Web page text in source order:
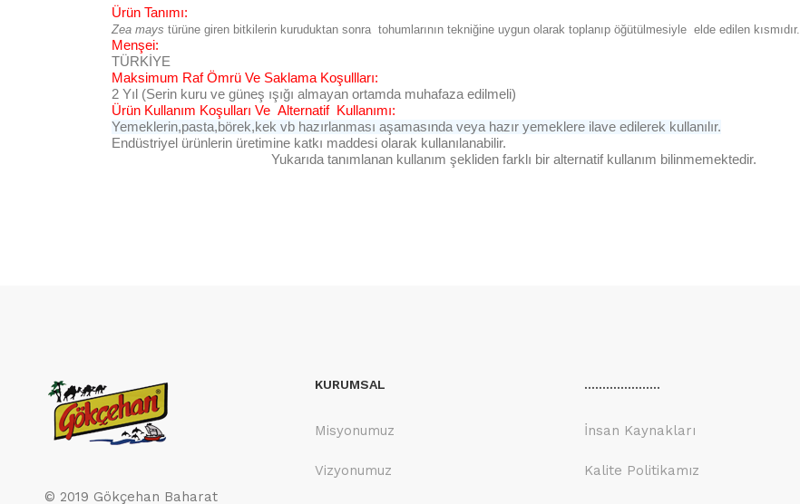
Ürün Tanımı:
Zea mays türüne giren bitkilerin kuruduktan sonra tohumlarının tekniğine uygun olarak toplanıp öğütülmesiyle elde edilen kısmıdır.
Menşei:
TÜRKİYE
Maksimum Raf Ömrü Ve Saklama Koşullları:
2 Yıl (Serin kuru ve güneş ışığı almayan ortamda muhafaza edilmeli)
Ürün Kullanım Koşulları Ve Alternatif Kullanımı:
Yemeklerin,pasta,börek,kek vb hazırlanması aşamasında veya hazır yemeklere ilave edilerek kullanılır.
Endüstriyel ürünlerin üretimine katkı maddesi olarak kullanılanabilir.
Yukarıda tanımlanan kullanım şekliden farklı bir alternatif kullanım bilinmemektedir.
© 2019 Gökçehan Baharat
KURUMSAL
Misyonumuz
Vizyonumuz
.....................
İnsan Kaynakları
Kalite Politikamız